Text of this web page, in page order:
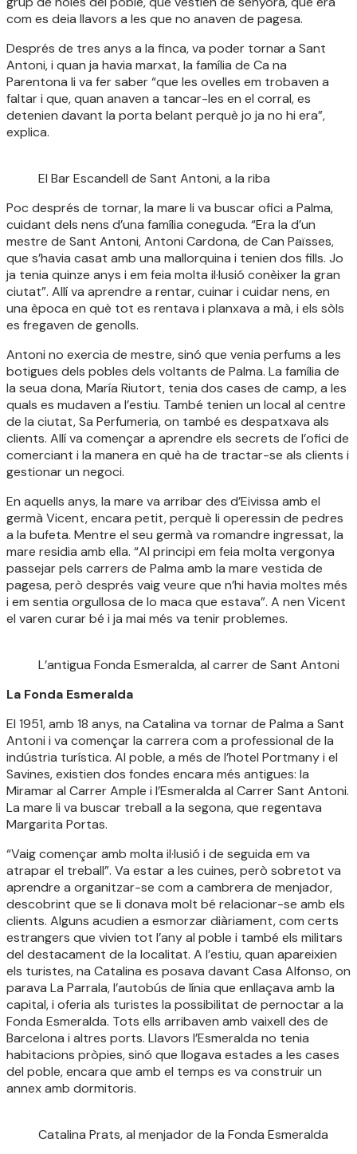
com es deia llavors a les que no anaven de pagesa.
Després de tres anys a la finca, va poder tornar a Sant
Antoni, i quan ja havia marxat, la família de Ca na
Parentona li va fer saber “que les ovelles em trobaven a
faltar i que, quan anaven a tancar-les en el corral, es
detenien davant la porta belant perquè jo ja no hi era”,
explica.
El Bar Escandell de Sant Antoni, a la riba
Poc després de tornar, la mare li va buscar ofici a Palma,
cuidant dels nens d’una família coneguda. “Era la d’un
mestre de Sant Antoni, Antoni Cardona, de Can Païsses,
que s’havia casat amb una mallorquina i tenien dos fills. Jo
ja tenia quinze anys i em feia molta il·lusió conèixer la gran
ciutat”. Allí va aprendre a rentar, cuinar i cuidar nens, en
una època en què tot es rentava i planxava a mà, i els sòls
es fregaven de genolls.
Antoni no exercia de mestre, sinó que venia perfums a les
botigues dels pobles dels voltants de Palma. La família de
la seua dona, María Riutort, tenia dos cases de camp, a les
quals es mudaven a l’estiu. També tenien un local al centre
de la ciutat, Sa Perfumeria, on també es despatxava als
clients. Allí va començar a aprendre els secrets de l’ofici de
comerciant i la manera en què ha de tractar-se als clients i
gestionar un negoci.
En aquells anys, la mare va arribar des d’Eivissa amb el
germà Vicent, encara petit, perquè li operessin de pedres
a la bufeta. Mentre el seu germà va romandre ingressat, la
mare residia amb ella. “Al principi em feia molta vergonya
passejar pels carrers de Palma amb la mare vestida de
pagesa, però després vaig veure que n’hi havia moltes més
i em sentia orgullosa de lo maca que estava”. A nen Vicent
el varen curar bé i ja mai més va tenir problemes.
L’antigua Fonda Esmeralda, al carrer de Sant Antoni
La Fonda Esmeralda
El 1951, amb 18 anys, na Catalina va tornar de Palma a Sant
Antoni i va començar la carrera com a professional de la
indústria turística. Al poble, a més de l’hotel Portmany i el
Savines, existien dos fondes encara més antigues: la
Miramar al Carrer Ample i l’Esmeralda al Carrer Sant Antoni.
La mare li va buscar treball a la segona, que regentava
Margarita Portas.
“Vaig començar amb molta il·lusió i de seguida em va
atrapar el treball”. Va estar a les cuines, però sobretot va
aprendre a organitzar-se com a cambrera de menjador,
descobrint que se li donava molt bé relacionar-se amb els
clients. Alguns acudien a esmorzar diàriament, com certs
estrangers que vivien tot l’any al poble i també els militars
del destacament de la localitat. A l’estiu, quan apareixien
els turistes, na Catalina es posava davant Casa Alfonso, on
parava La Parrala, l’autobús de línia que enllaçava amb la
capital, i oferia als turistes la possibilitat de pernoctar a la
Fonda Esmeralda. Tots ells arribaven amb vaixell des de
Barcelona i altres ports. Llavors l’Esmeralda no tenia
habitacions pròpies, sinó que llogava estades a les cases
del poble, encara que amb el temps es va construir un
annex amb dormitoris.
Catalina Prats, al menjador de la Fonda Esmeralda